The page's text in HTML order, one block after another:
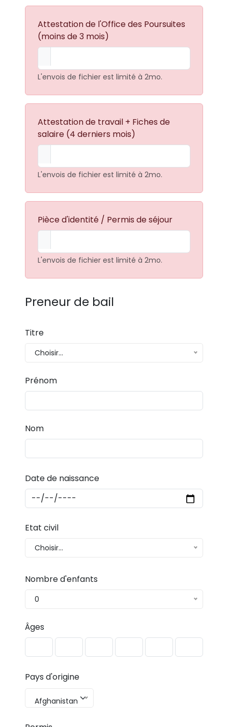
Attestation de l'Office des Poursuites
(moins de 3 mois)
L'envois de fichier est limité à 2mo.
Attestation de travail + Fiches de
salaire (4 derniers mois)
L'envois de fichier est limité à 2mo.
Pièce d'identité / Permis de séjour
L'envois de fichier est limité à 2mo.
Preneur de bail
Titre
Choisir...
Prénom
Nom
Date de naissance
Etat civil
Choisir...
Nombre d'enfants
0
Âges
Pays d'origine
Afghanistan